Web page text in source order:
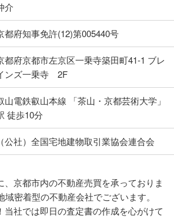
介
都府知事免許(12)第005440号
都府京都市左京区一乗寺築田町41-1 ブレ
ンズ一乗寺 2F
山電鉄叡山本線 「茶山・京都芸術大学」
徒歩10分
（公社）全国宅地建物取引業協会連合会
、京都市内の不動産売買を承っておりま
密着型の不動産会社でございます。
当社では即日の査定書の作成を心がけて